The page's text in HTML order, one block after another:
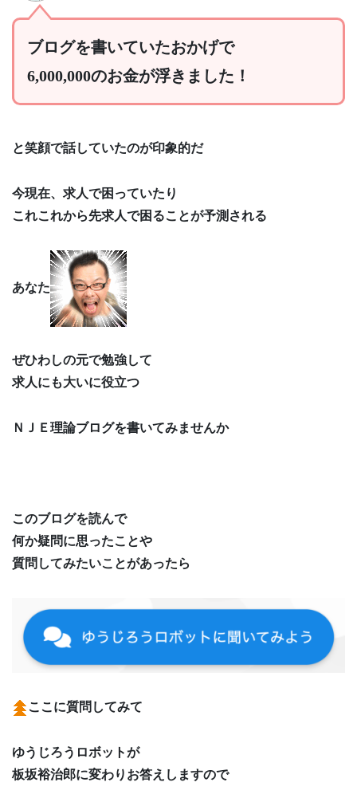
ブログを書いていたおかげで
6,000,000のお金が浮きました！
と笑顔で話していたのが印象的だ
今現在、求人で困っていたり
これこれから先求人で困ることが予測される
あなた
ぜひわしの元で勉強して
求人にも大いに役立つ
ＮＪＥ理論ブログを書いてみませんか
このブログを読んで
何か疑問に思ったことや
質問してみたいことがあったら
ここに質問してみて
ゆうじろうロボットが
板坂裕治郎に変わりお答えしますので